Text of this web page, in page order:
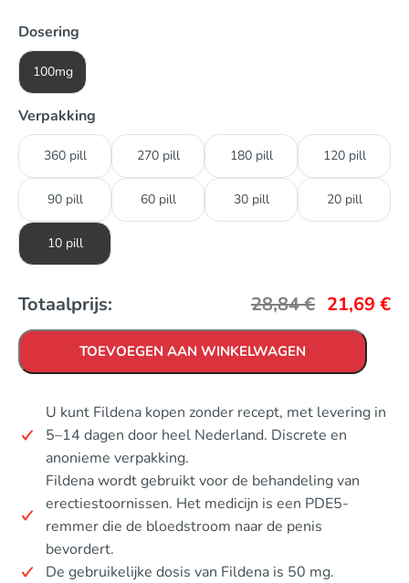
Dosering
100mg
Verpakking
360 pill 270 pill 180 pill 120 pill
90 pill 60 pill 30 pill 20 pill
10 pill
Totaalprijs: 28,84€ 21,69 €
TOEVOEGEN AAN WINKELWAGEN
U kunt Fildena kopen zonder recept, met levering in
5–14 dagen door heel Nederland. Discrete en
anonieme verpakking.
Fildena wordt gebruikt voor de behandeling van
erectiestoornissen. Het medicijn is een PDE5-
remmer die de bloedstroom naar de penis
bevordert.
De gebruikelijke dosis van Fildena is 50 mg.